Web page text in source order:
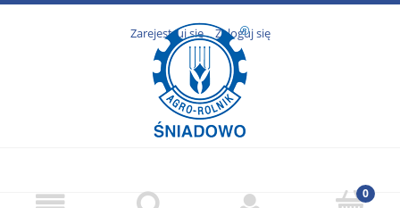
Zarejestruj się Zaloguj się